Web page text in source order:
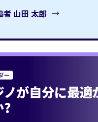
者 山田 太郎
ー
ノが自分に最適
?